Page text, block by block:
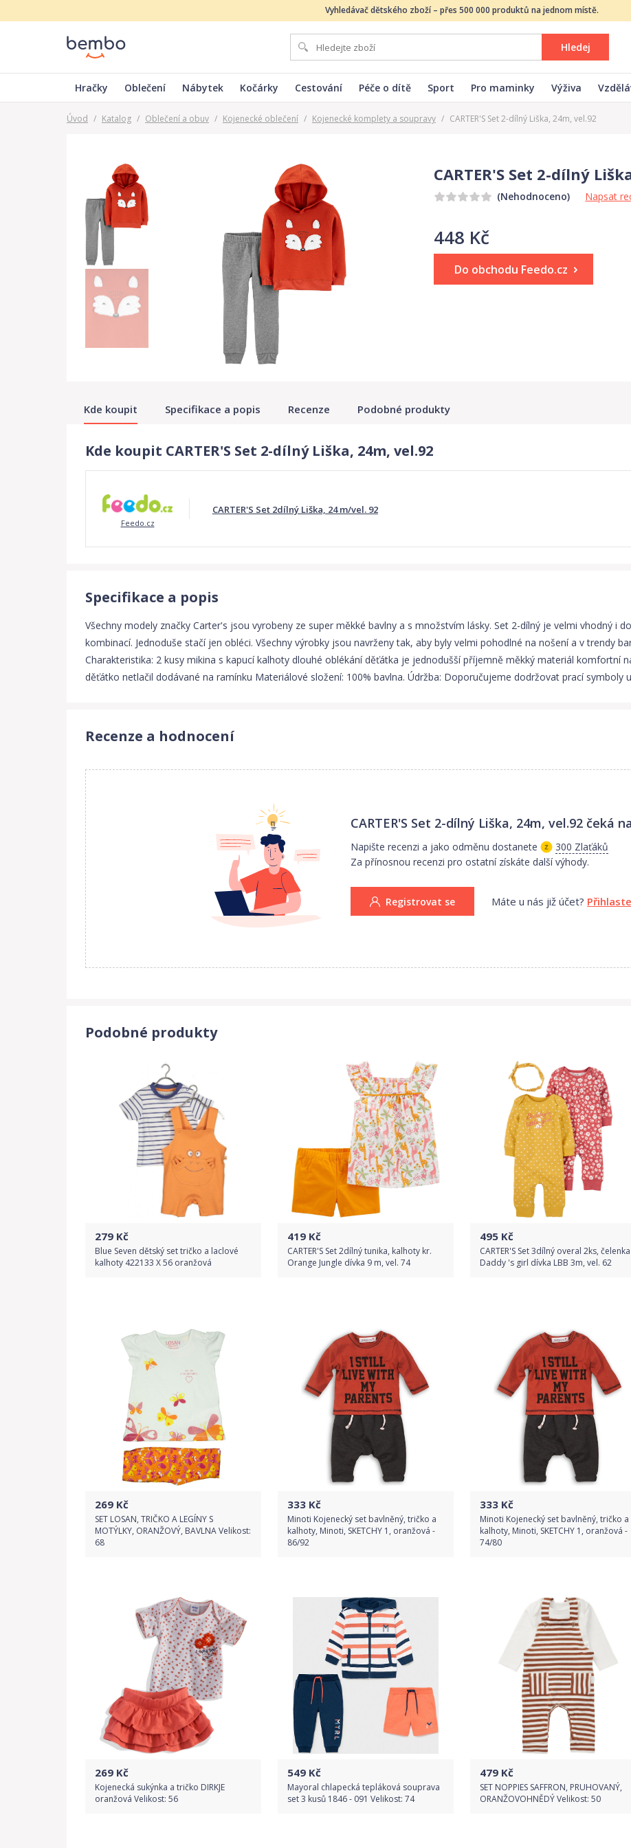
Vyhledávač dětského zboží – přes 500 000 produktů na jednom místě.
Hledej
Hračky Oblečení Nábytek Kočárky Cestování Péče o dítě Sport Pro maminky Výživa
Úvod / Katalog / Oblečení a obuv / Kojenecké oblečení / Kojenecké komplety a soupravy / CARTER'S Set 2-dílný Liška, 24m, vel.92
CARTER'S Set 2-dílný
(Nehodnoceno) Napsat
448 Kč
Do obchodu Feedo.cz
Kde koupit Specifikace a popis Recenze Podobné produkty
Kde koupit CARTER'S Set 2-dílný Liška, 24m, vel.92
Feedo.cz
CARTER'S Set 2dílný Liška, 24 m/vel. 92
Specifikace a popis
Všechny modely značky Carter's jsou vyrobeny ze super měkké bavlny a s množstvím lásky. Set 2-dílný je velmi vhodný i
kombinací. Jednoduše stačí jen obléci. Všechny výrobky jsou navrženy tak, aby byly velmi pohodlné na nošení a v trendy
Charakteristika: 2 kusy mikina s kapucí kalhoty dlouhé oblékání děťátka je jednodušší příjemně měkký materiál komfortní
děťátko netlačil dodávané na ramínku Materiálové složení: 100% bavlna. Údržba: Doporučujeme dodržovat prací symboly
Recenze a hodnocení
CARTER'S Set 2-dílný Liška, 24m, vel.92 čeká
Napište recenzi a jako odměnu dostanete
300 Zlaťáků
Za přínosnou recenzi pro ostatní získáte další výhody.
Registrovat se Máte u nás již účet?
Podobné produkty
279 Kč
Blue Seven dětský set tričko a laclové
kalhoty 422133 X 56 oranžová
Detail produktu
419 Kč
CARTER'S Set 2dílný tunika, kalhoty kr.
Orange Jungle dívka 9 m, vel. 74
Detail produktu
495 Kč
CARTER'S Set 3dílný overal 2ks, čelenka
Daddy 's girl dívka LBB 3m, vel. 62
Detail produktu
269 Kč
SET LOSAN, TRIČKO A LEGÍNY S
MOTÝLKY, ORANŽOVÝ, BAVLNA Velikost:
68
Detail produktu
333 Kč
Minoti Kojenecký set bavlněný, tričko a
kalhoty, Minoti, SKETCHY 1, oranžová -
86/92
Detail produktu
333 Kč
Minoti Kojenecký set bavlněný, tričko a
kalhoty, Minoti, SKETCHY 1, oranžová -
74/80
Detail produktu
269 Kč
Kojenecká sukýnka a tričko DIRKJE
oranžová Velikost: 56
549 Kč
Mayoral chlapecká tepláková souprava
set 3 kusů 1846 - 091 Velikost: 74
479 Kč
SET NOPPIES SAFFRON, PRUHOVANÝ,
ORANŽOVOHNĚDÝ Velikost: 50